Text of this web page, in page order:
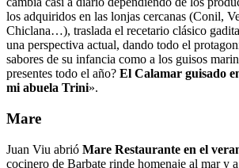
los adquiridos en las lonjas cercanas (Conil,
Chiclana…), traslada el recetario clásico
una perspectiva actual, dando todo el
sabores de su infancia como a los guisos
presentes todo el año? El Calamar guisado
mi abuela Trini».
Mare
Juan Viu abrió Mare Restaurante en el
cocinero de Barbate rinde homenaje al mar y